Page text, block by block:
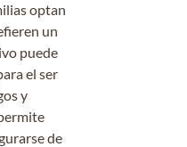
optan
un
puede
el ser
y
de